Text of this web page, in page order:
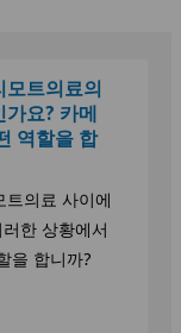
모트의료의
요? 카메
역할을 합
트의료 사이에
한 상황에서
을 합니까?